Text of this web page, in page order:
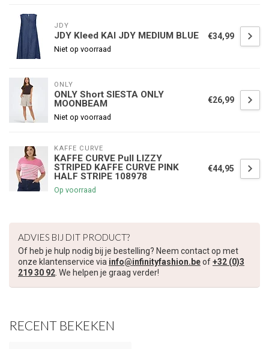
JDY
JDY Kleed KAI JDY MEDIUM BLUE
Niet op voorraad
€34,99
ONLY
ONLY Short SIESTA ONLY
MOONBEAM
Niet op voorraad
€26,99
KAFFE CURVE
KAFFE CURVE Pull LIZZY
STRIPED KAFFE CURVE PINK
HALF STRIPE 108978
Op voorraad
€44,95
ADVIES BIJ DIT PRODUCT?
Of heb je hulp nodig bij je bestelling? Neem contact op met
onze klantenservice via info@infinityfashion.beof+32 (0)3
219 30 92. We helpen je graag verder!
RECENT BEKEKEN